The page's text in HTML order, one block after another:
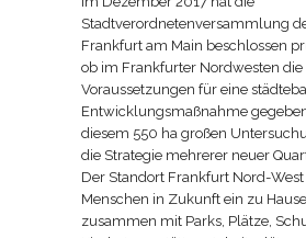
Stadtverordnetenversammlung
Frankfurt am Main beschlossen
ob im Frankfurter Nordwesten die
Voraussetzungen für eine
Entwicklungsmaßnahme
diesem 550 ha großen
die Strategie mehrerer neuer
Der Standort Frankfurt Nord-
Menschen in Zukunft ein zu
zusammen mit Parks, Plätze,